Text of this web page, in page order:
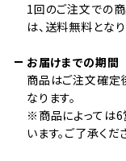
1回のご注文での
は、送料無料となり
お届けまでの期間
商品はご注文確定
なります。
※商品によっては6
います。ご了承くだ